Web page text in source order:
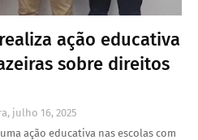
ação educativa
sobre direitos
julho 16, 2025
ação educativa nas escolas com